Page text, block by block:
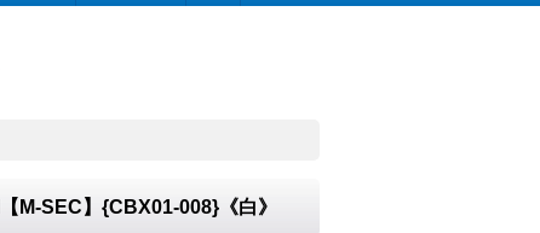
M-SEC】{CBX01-008}《白》